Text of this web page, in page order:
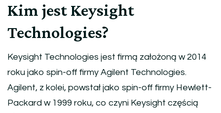
Kim jest Keysight
Technologies?
Keysight Technologies jest firmą założoną w 2014
roku jako spin-off firmy Agilent Technologies.
Agilent, z kolei, powstał jako spin-off firmy Hewlett-
Packard w 1999 roku, co czyni Keysight częścią